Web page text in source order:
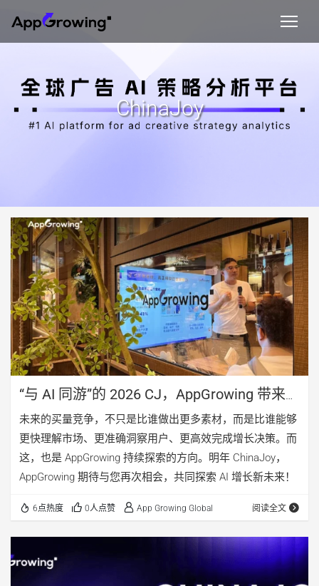
ChinaJoy
“与 AI 同游”的 2026 CJ，AppGrowing 带来行
业首个素材策略分析 Agent
未来的买量竞争，不只是比谁做出更多素材，而是比谁能够
更快理解市场、更准确洞察用户、更高效完成增长决策。而
这，也是 AppGrowing 持续探索的方向。明年 ChinaJoy，
AppGrowing 期待与您再次相会，共同探索 AI 增长新未来！
6点热度 0人点赞 App Growing Global 阅读全文